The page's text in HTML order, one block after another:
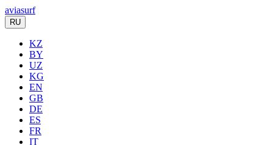
aviasurf
RU
KZ
BY
UZ
KG
EN
GB
DE
ES
FR
IT